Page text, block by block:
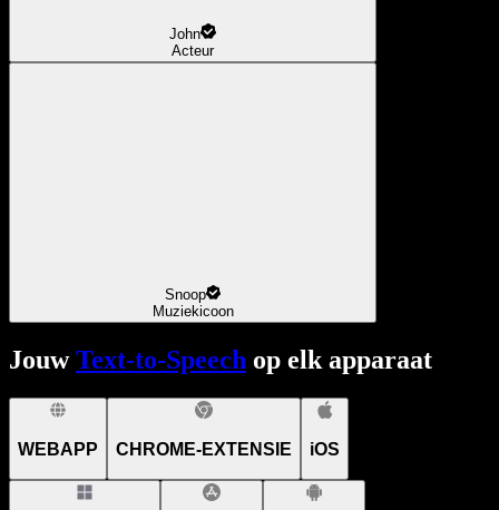
John
Acteur
Snoop
Muziekicoon
JouwText-to-Speech op elk apparaat
WEBAPP CHROME-EXTENSIE iOS